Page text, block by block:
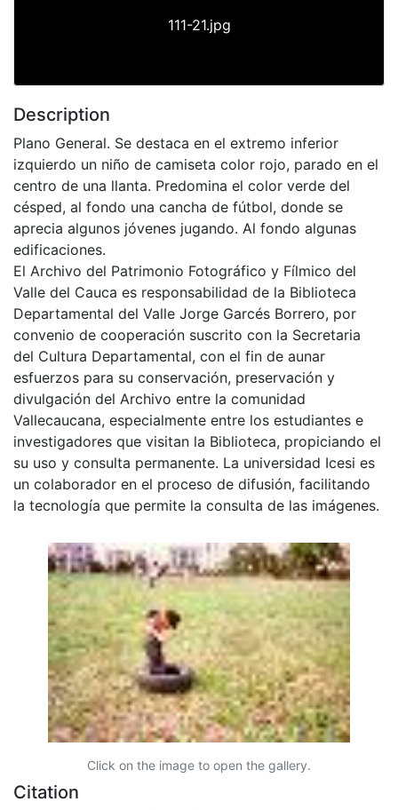
111-21.jpg
Description
Plano General. Se destaca en el extremo inferior
izquierdo un niño de camiseta color rojo, parado en el
centro de una llanta. Predomina el color verde del
césped, al fondo una cancha de fútbol, donde se
aprecia algunos jóvenes jugando. Al fondo algunas
edificaciones.
El Archivo del Patrimonio Fotográfico y Fílmico del
Valle del Cauca es responsabilidad de la Biblioteca
Departamental del Valle Jorge Garcés Borrero, por
convenio de cooperación suscrito con la Secretaria
del Cultura Departamental, con el fin de aunar
esfuerzos para su conservación, preservación y
divulgación del Archivo entre la comunidad
Vallecaucana, especialmente entre los estudiantes e
investigadores que visitan la Biblioteca, propiciando el
su uso y consulta permanente. La universidad Icesi es
un colaborador en el proceso de difusión, facilitando
la tecnología que permite la consulta de las imágenes.
Click on the image to open the gallery.
Citation